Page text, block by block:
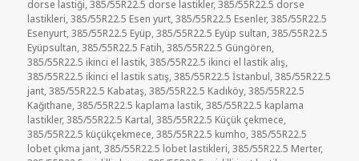
dorse lastiği,385/55R22.5 dorse lastikler,385/55R22.5 dorse
lastikleri,385/55R22.5 Esen yurt,385/55R22.5 Esenler,385/55R22.5
Esenyurt,385/55R22.5 Eyüp,385/55R22.5 Eyüp sultan,385/55R22.5
Eyüpsultan,385/55R22.5 Fatih,385/55R22.5 Güngören,
385/55R22.5 ikinci el lastik,385/55R22.5 ikinci el lastik alış,
385/55R22.5 ikinci el lastik satış,385/55R22.5 İstanbul,385/55R22.5
jant,385/55R22.5 Kabataş,385/55R22.5 Kadıköy,385/55R22.5
Kağıthane,385/55R22.5 kaplama lastik,385/55R22.5 kaplama
lastikler,385/55R22.5 Kartal,385/55R22.5 Küçük çekmece,
385/55R22.5 küçükçekmece,385/55R22.5 kumho,385/55R22.5
lobet çıkma jant,385/55R22.5 lobet lastikleri,385/55R22.5 Merter,